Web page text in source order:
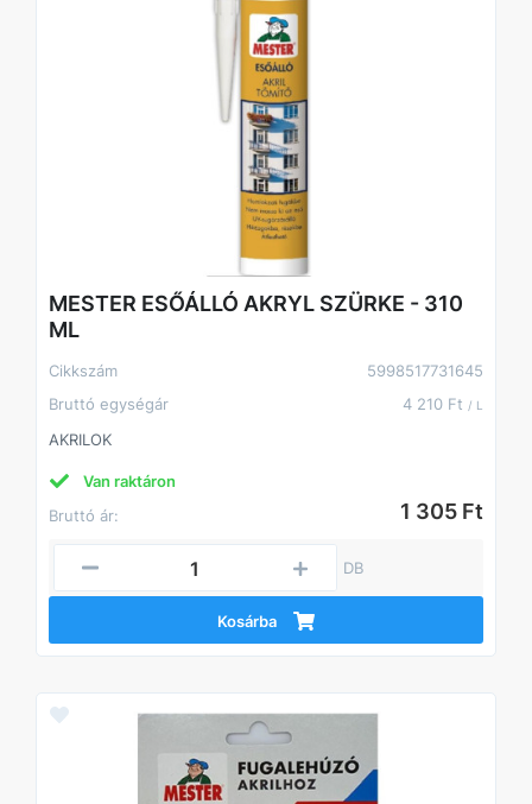
MESTER ESŐÁLLÓ AKRYL SZÜRKE - 310
ML
Cikkszám
5998517731645
Bruttó egységár
4 210 Ft / L
AKRILOK
Van raktáron
Bruttó ár:
1 305 Ft
DB
Kosárba